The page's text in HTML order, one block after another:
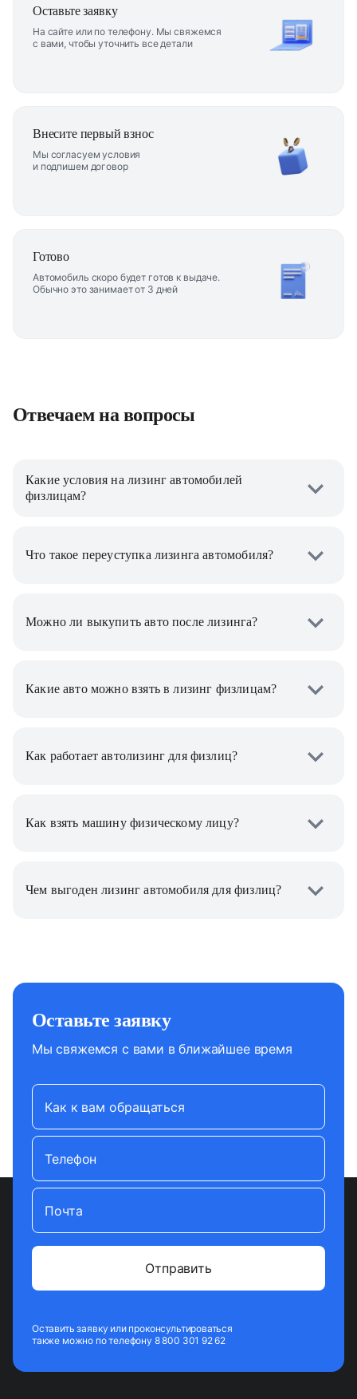
Оставьте заявку
На сайте или по телефону. Мы свяжемся
с вами, чтобы уточнить все детали
Внесите первый взнос
Мы согласуем условия
и подпишем договор
Готово
Автомобиль скоро будет готов к выдаче.
Обычно это занимает от 3 дней
Отвечаем на вопросы
Какие условия на лизинг автомобилей
физлицам?
Что такое переуступка лизинга автомобиля?
Можно ли выкупить авто после лизинга?
Какие авто можно взять в лизинг физлицам?
Как работает автолизинг для физлиц?
Как взять машину физическому лицу?
Чем выгоден лизинг автомобиля для физлиц?
Оставьте заявку
Мы свяжемся с вами в ближайшее время
Как к вам обращаться
Телефон
Почта
Оставить заявку или проконсультироваться
также можно по телефону 8 800 301 92 62